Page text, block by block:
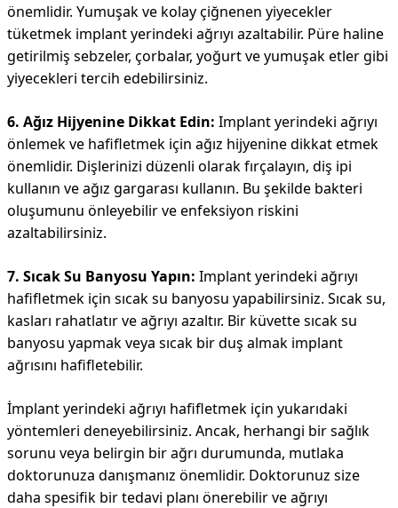
önemlidir. Yumuşak ve kolay çiğnenen yiyecekler
tüketmek implant yerindeki ağrıyı azaltabilir. Püre haline
getirilmiş sebzeler, çorbalar, yoğurt ve yumuşak etler gibi
yiyecekleri tercih edebilirsiniz.
6. Ağız Hijyenine Dikkat Edin: Implant yerindeki ağrıyı
önlemek ve hafifletmek için ağız hijyenine dikkat etmek
önemlidir. Dişlerinizi düzenli olarak fırçalayın, diş ipi
kullanın ve ağız gargarası kullanın. Bu şekilde bakteri
oluşumunu önleyebilir ve enfeksiyon riskini
azaltabilirsiniz.
7. Sıcak Su Banyosu Yapın: Implant yerindeki ağrıyı
hafifletmek için sıcak su banyosu yapabilirsiniz. Sıcak su,
kasları rahatlatır ve ağrıyı azaltır. Bir küvette sıcak su
banyosu yapmak veya sıcak bir duş almak implant
ağrısını hafifletebilir.
İmplant yerindeki ağrıyı hafifletmek için yukarıdaki
yöntemleri deneyebilirsiniz. Ancak, herhangi bir sağlık
sorunu veya belirgin bir ağrı durumunda, mutlaka
doktorunuza danışmanız önemlidir. Doktorunuz size
daha spesifik bir tedavi planı önerebilir ve ağrıyı